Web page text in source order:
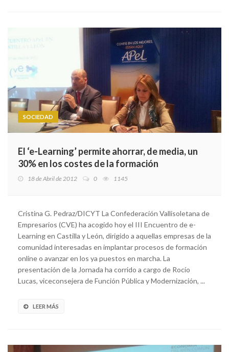
SOCIEDAD
El ‘e-Learning’ permite ahorrar, de media, un
30% en los costes de la formación
18 de Abril de 2012 0 1145
Cristina G. Pedraz/DICYT La Confederación Vallisoletana de
Empresarios (CVE) ha acogido hoy el III Encuentro de e-
Learning en Castilla y León, dirigido a aquellas empresas de la
comunidad interesadas en implantar procesos de formación
online o avanzar en los ya puestos en marcha. La
presentación de la Jornada ha corrido a cargo de Rocío
Lucas, viceconsejera de Función Pública y Modernización, ...
LEER MÁS